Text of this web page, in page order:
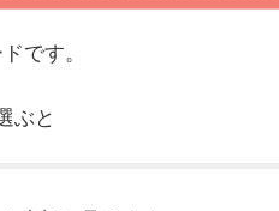
です。
ぶと